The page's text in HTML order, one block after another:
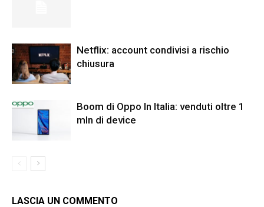
Netflix: account condivisi a rischio
chiusura
Boom di Oppo In Italia: venduti oltre 1
mln di device
LASCIA UN COMMENTO